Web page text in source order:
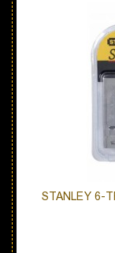
STANLEY 6-